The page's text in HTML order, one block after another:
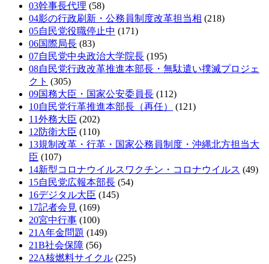
03幹事長代理 (58)
04影の行政刷新・公務員制度改革担当相 (218)
05自民党役職停止中 (171)
06国際局長 (83)
07自民党中央政治大学院長 (195)
08自民党行政改革推進本部長・無駄遣い撲滅プロジェ
クト (305)
09国務大臣・国家公安委員長 (112)
10自民党行革推進本部長（再任）
(121)
11外務大臣 (202)
12防衛大臣 (110)
13規制改革・行革・国家公務員制度・沖縄北方担当大
臣 (107)
14新型コロナウイルスワクチン・コロナウイルス (49)
15自民党広報本部長 (54)
16デジタル大臣 (145)
17記者会見 (169)
20宮中行事 (100)
21A年金問題 (149)
21B社会保障 (56)
22A核燃料サイクル (225)